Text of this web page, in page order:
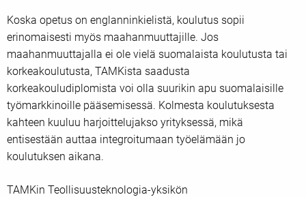
Koska opetus on englanninkielistä, koulutus sopii
erinomaisesti myös maahanmuuttajille. Jos
maahanmuuttajalla ei ole vielä suomalaista koulutusta tai
korkeakoulutusta, TAMKista saadusta
korkeakouludiplomista voi olla suurikin apu suomalaisille
työmarkkinoille pääsemisessä. Kolmesta koulutuksesta
kahteen kuuluu harjoittelujakso yrityksessä, mikä
entisestään auttaa integroitumaan työelämään jo
koulutuksen aikana.
TAMKin Teollisuusteknologia-yksikön